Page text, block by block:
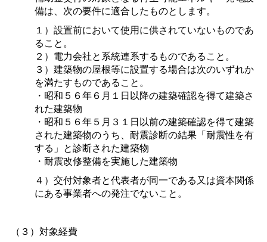
備は、次の要件に適合したものとします。
１）設置前において使用に供されていないものであ
ること。
２）電力会社と系統連系するものであること。
３）建築物の屋根等に設置する場合は次のいずれか
を満たすものであること。
・昭和５６年６月１日以降の建築確認を得て建築さ
れた建築物
・昭和５６年５月３１日以前の建築確認を得て建築
された建築物のうち、耐震診断の結果「耐震性を有
する」と診断された建築物
・耐震改修整備を実施した建築物
４）交付対象者と代表者が同一である又は資本関係
にある事業者への発注でないこと。
（３）対象経費